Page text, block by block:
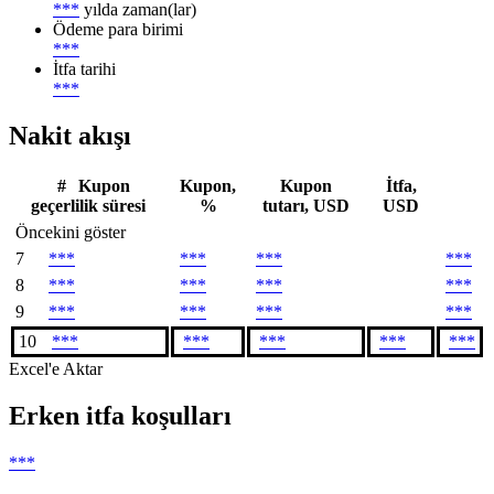
*** yılda zaman(lar)
Ödeme para birimi
***
İtfa tarihi
***
Nakit akışı
#
Kupon
geçerlilik süresi
Kupon,
%
Kupon
tutarı, USD
İtfa,
USD
Öncekini göster
7
*** *** ***
***
8
*** *** ***
***
9
*** *** ***
***
10
*** *** *** ***
***
Excel'e Aktar
Erken itfa koşulları
***